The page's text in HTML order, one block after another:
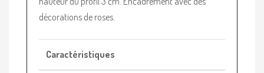
décorations de roses.
Caractéristiques